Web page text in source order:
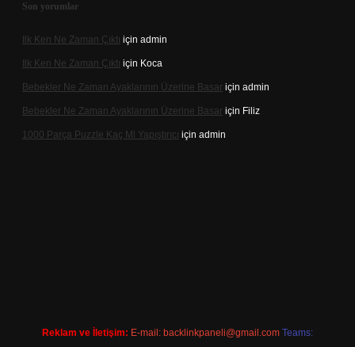
Son yorumlar
Ilk Ken Ne Zaman Çıktı için admin
Ilk Ken Ne Zaman Çıktı için Koca
Bebekler Ne Zaman Ayaklarının Üzerine Basar için admin
Bebekler Ne Zaman Ayaklarının Üzerine Basar için Filiz
1000 Parça Puzzle Kaç Ml Yapıştırıcı için admin
Reklam ve İletişim: E-mail: backlinkpaneli@gmail.com Teams: